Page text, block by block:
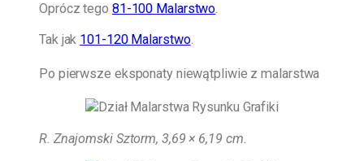
Oprócz tego 81-100 Malarstwo.
Tak jak 101-120 Malarstwo.
Po pierwsze eksponaty niewątpliwie z malarstwa
R. Znajomski Sztorm, 3,69 × 6,19 cm